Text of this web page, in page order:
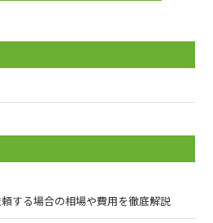
する場合の相場や費用を徹底解説